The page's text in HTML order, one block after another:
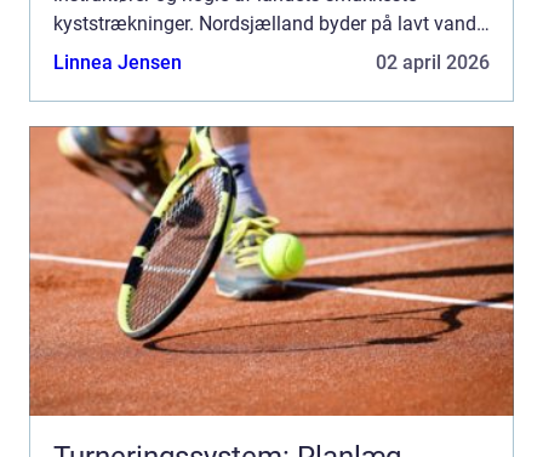
kyststrækninger. Nordsjælland byder på lavt vand,
stabile vinde og gode adgangsforhold, som
Linnea Jensen 02 april 2026